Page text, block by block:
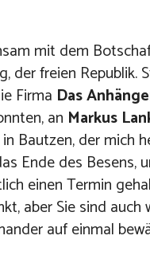
mit dem
der freien
Firma Das
an Markus
in Bautzen, der mich
Ende des Besens,
einen Termin
aber Sie sind
auf einmal